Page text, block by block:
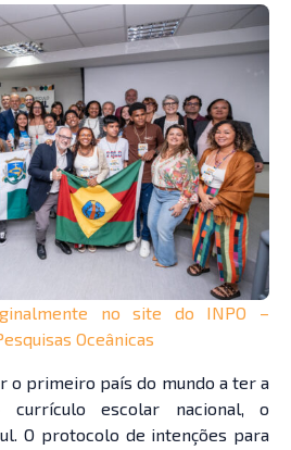
no site do INPO –
Oceânicas
o primeiro país do mundo a ter a
currículo escolar nacional, o
O protocolo de intenções para